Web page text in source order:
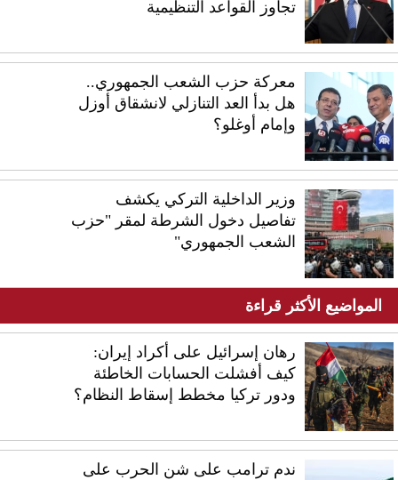
تجاوز القواعد التنظيمية
معركة حزب الشعب الجمهوري..
هل بدأ العد التنازلي لانشقاق أوزل
وإمام أوغلو؟
وزير الداخلية التركي يكشف
تفاصيل دخول الشرطة لمقر "حزب
الشعب الجمهوري"
المواضيع الأكثر قراءة
رهان إسرائيل على أكراد إيران:
كيف أفشلت الحسابات الخاطئة
ودور تركيا مخطط إسقاط النظام؟
ندم ترامب على شن الحرب على